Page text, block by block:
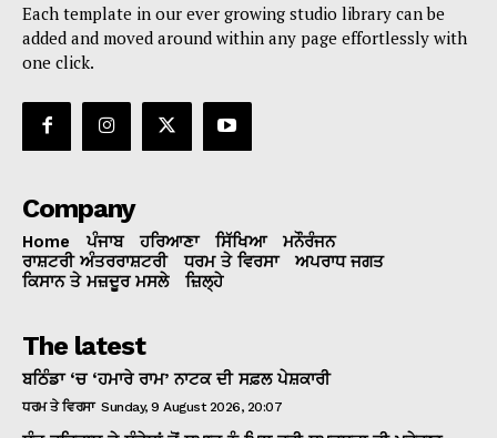
Each template in our ever growing studio library can be
added and moved around within any page effortlessly with
one click.
Company
Home ਪੰਜਾਬ ਹਰਿਆਣਾ ਸਿੱਖਿਆ
ਮਨੌਰੰਜਨ
ਰਾਸ਼ਟਰੀ ਅੰਤਰਰਾਸ਼ਟਰੀ
ਧਰਮ ਤੇ ਵਿਰਸਾ
ਅਪਰਾਧ ਜਗਤ
ਕਿਸਾਨ ਤੇ ਮਜ਼ਦੂਰ ਮਸਲੇ
ਜ਼ਿਲ੍ਹੇ
The latest
ਬਠਿੰਡਾ ‘ਚ ‘ਹਮਾਰੇ ਰਾਮ’ ਨਾਟਕ ਦੀ ਸਫ਼ਲ ਪੇਸ਼ਕਾਰੀ
ਧਰਮ ਤੇ ਵਿਰਸਾ Sunday, 9 August 2026, 20:07